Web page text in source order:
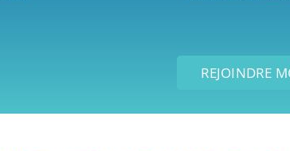
REJOINDRE